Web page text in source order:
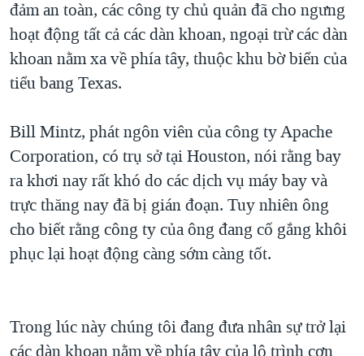
đảm an toàn, các công ty chủ quản đã cho ngưng
hoạt động tất cả các dàn khoan, ngoại trừ các dàn
khoan nằm xa về phía tây, thuộc khu bờ biển của
tiểu bang Texas.
Bill Mintz, phát ngôn viên của công ty Apache
Corporation, có trụ sở tại Houston, nói rằng bay
ra khơi nay rất khó do các dịch vụ máy bay và
trực thăng nay đã bị gián đoạn. Tuy nhiên ông
cho biết rằng công ty của ông đang cố gắng khôi
phục lại hoạt động càng sớm càng tốt.
Trong lúc này chúng tôi đang đưa nhân sự trở lại
các dàn khoan nằm về phía tây của lộ trình cơn